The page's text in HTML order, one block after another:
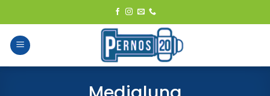
to
content